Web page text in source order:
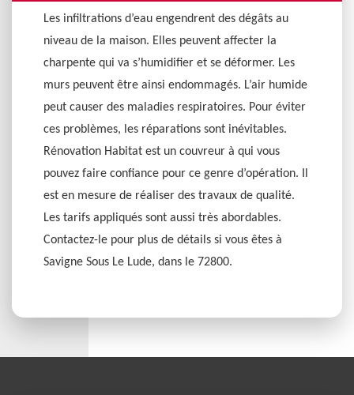
Les infiltrations d’eau engendrent des dégâts au
niveau de la maison. Elles peuvent affecter la
charpente qui va s’humidifier et se déformer. Les
murs peuvent être ainsi endommagés. L’air humide
peut causer des maladies respiratoires. Pour éviter
ces problèmes, les réparations sont inévitables.
Rénovation Habitat est un couvreur à qui vous
pouvez faire confiance pour ce genre d’opération. Il
est en mesure de réaliser des travaux de qualité.
Les tarifs appliqués sont aussi très abordables.
Contactez-le pour plus de détails si vous êtes à
Savigne Sous Le Lude, dans le 72800.